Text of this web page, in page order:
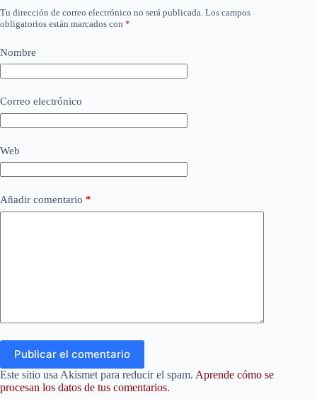
Tu dirección de correo electrónico no será publicada. Los campos
obligatorios están marcados con *
Nombre
Correo electrónico
Web
Añadir comentario *
Publicar el comentario
Este sitio usa Akismet para reducir el spam. Aprende cómo se
procesan los datos de tus comentarios.